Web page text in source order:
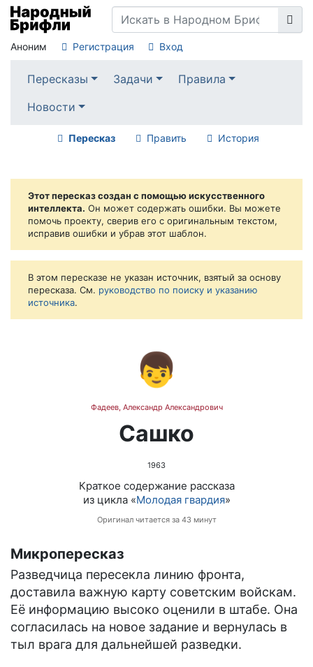
Аноним Регистрация Вход
Пересказы Задачи
Правила
Новости
Пересказ Править История
Этот пересказ создан с помощью искусственного
интеллекта. Он может содержать ошибки. Вы можете
помочь проекту, сверив его с оригинальным текстом,
исправив ошибки и убрав этот шаблон.
В этом пересказе не указан источник, взятый за основу
пересказа. См. руководство по поиску и указанию
источника.
👦
Фадеев, Александр Александрович
Сашко
1963
Краткое содержание рассказа
из цикла «Молодая гвардия»
Оригинал читается за 43 минут
Микропересказ
Разведчица пересекла линию фронта,
доставила важную карту советским войскам.
Её информацию высоко оценили в штабе. Она
согласилась на новое задание и вернулась в
тыл врага для дальнейшей разведки.